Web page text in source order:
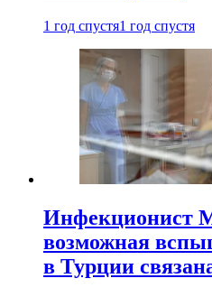
1 год спустя1 год спустя
Инфекционист
возможная
в Турции